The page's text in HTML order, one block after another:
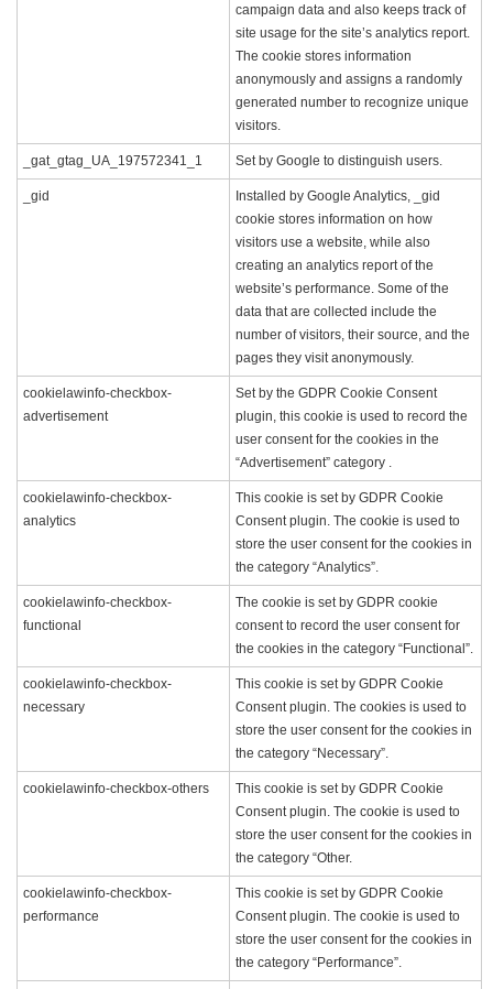
campaign data and also keeps track of
site usage for the site’s analytics report.
The cookie stores information
anonymously and assigns a randomly
generated number to recognize unique
visitors.
_gat_gtag_UA_197572341_1 Set by Google to distinguish users.
_gid
Installed by Google Analytics, _gid
cookie stores information on how
visitors use a website, while also
creating an analytics report of the
website’s performance. Some of the
data that are collected include the
number of visitors, their source, and the
pages they visit anonymously.
cookielawinfo-checkbox-
advertisement
Set by the GDPR Cookie Consent
plugin, this cookie is used to record the
user consent for the cookies in the
“Advertisement” category .
cookielawinfo-checkbox-
analytics
This cookie is set by GDPR Cookie
Consent plugin. The cookie is used to
store the user consent for the cookies in
the category “Analytics”.
cookielawinfo-checkbox-
functional
The cookie is set by GDPR cookie
consent to record the user consent for
the cookies in the category “Functional”.
cookielawinfo-checkbox-
necessary
This cookie is set by GDPR Cookie
Consent plugin. The cookies is used to
store the user consent for the cookies in
the category “Necessary”.
cookielawinfo-checkbox-others
This cookie is set by GDPR Cookie
Consent plugin. The cookie is used to
store the user consent for the cookies in
the category “Other.
cookielawinfo-checkbox-
performance
This cookie is set by GDPR Cookie
Consent plugin. The cookie is used to
store the user consent for the cookies in
the category “Performance”.